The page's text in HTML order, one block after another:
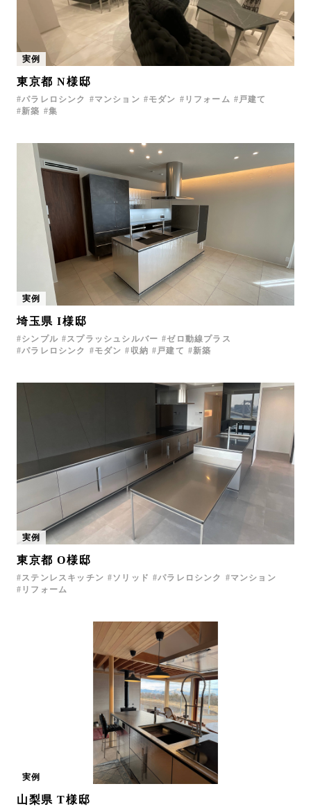
実例
東京都 N様邸
パラレロシンク マンション モダン リフォーム
戸建て
新築
集
実例
埼玉県 I様邸
シンプル スプラッシュシルバー
ゼロ動線プラス
パラレロシンク
モダン 収納 戸建て 新築
実例
東京都 O様邸
ステンレスキッチン ソリッド パラレロシンク
マンション
リフォーム
実例
山梨県 T様邸